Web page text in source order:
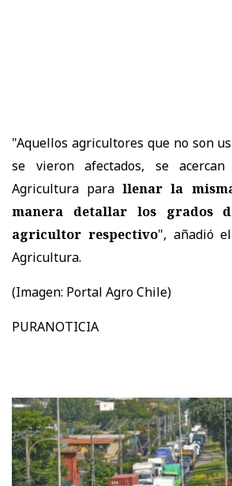
"Aquellos agricultores que no son
se vieron afectados, se
Agricultura parallenar la
manera detallar los grados
agricultor respectivo", añadió
Agricultura.
(Imagen: Portal Agro Chile)
PURANOTICIA